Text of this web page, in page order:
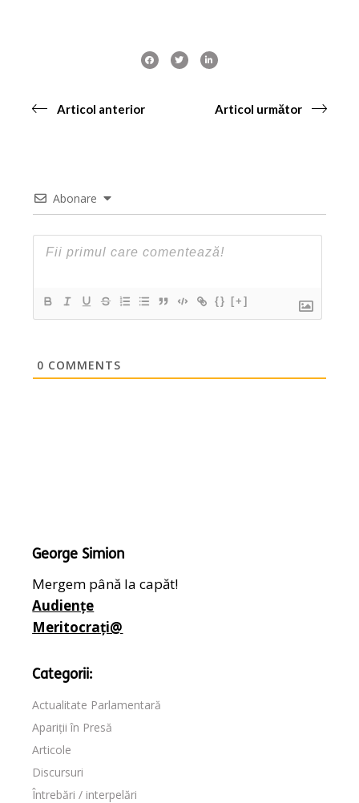
Articol anterior Articol următor
Abonare
{} [+]
0 COMMENTS
George Simion
Mergem până la capăt!
Audiențe
Meritocrați@
Categorii:
Actualitate Parlamentară
Apariții în Presă
Articole
Discursuri
Întrebări / interpelări